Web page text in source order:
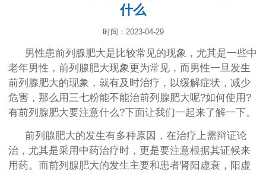
什么
时间：2023-04-29
男性患前列腺肥大是比较常见的现象，尤其是一些中
老年男性，前列腺肥大现象更为常见，而男性一旦发生
前列腺肥大的现象，就有及时治疗，以缓解症状，减少
危害，那么用三七粉能不能治前列腺肥大呢?如何使用?
有前列腺肥大要注意什么?下面让我们一起来了解一下。
前列腺肥大的发生有多种原因，在治疗上需辩证论
治，尤其是采用中药治疗时，更是要注意根据其证候来
用药。而前列腺肥大的发生主要和患者肾阳虚衰，阳虚